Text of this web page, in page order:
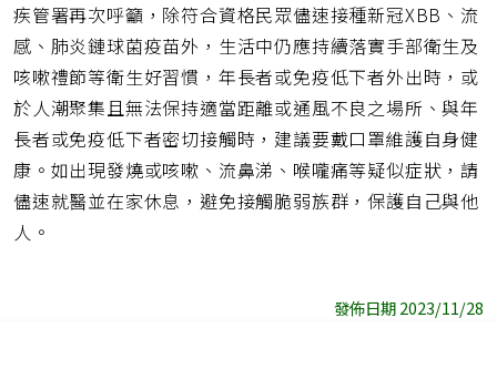
疾管署再次呼籲，除符合資格民眾儘速接種新冠XBB、流
感、肺炎鏈球菌疫苗外，生活中仍應持續落實手部衛生及
咳嗽禮節等衛生好習慣，年長者或免疫低下者外出時，或
於人潮聚集且無法保持適當距離或通風不良之場所、與年
長者或免疫低下者密切接觸時，建議要戴口罩維護自身健
康。如出現發燒或咳嗽、流鼻涕、喉嚨痛等疑似症狀，請
儘速就醫並在家休息，避免接觸脆弱族群，保護自己與他
人。
發佈日期 2023/11/28